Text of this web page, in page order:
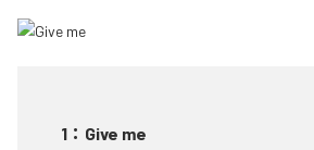
1 ： Give me